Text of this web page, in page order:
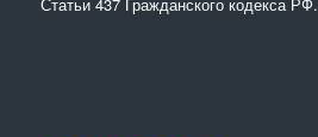
Статьи 437 Гражданского кодекса РФ.